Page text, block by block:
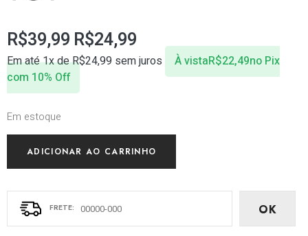
R$39,99 R$24,99
Em até 1x deR$24,99 sem juros À vistaR$22,49no Pix
com 10% Off
Em estoque
ADICIONAR AO CARRINHO
OK